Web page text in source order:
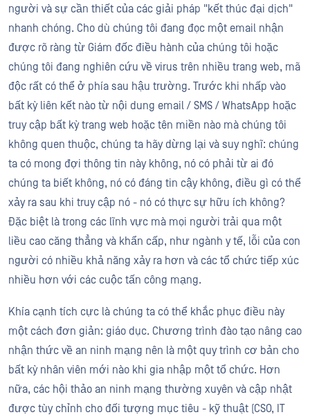
người và sự cần thiết của các giải pháp "kết thúc đại dịch"
nhanh chóng. Cho dù chúng tôi đang đọc một email nhận
được rõ ràng từ Giám đốc điều hành của chúng tôi hoặc
chúng tôi đang nghiên cứu về virus trên nhiều trang web, mã
độc rất có thể ở phía sau hậu trường. Trước khi nhấp vào
bất kỳ liên kết nào từ nội dung email / SMS / WhatsApp hoặc
truy cập bất kỳ trang web hoặc tên miền nào mà chúng tôi
không quen thuộc, chúng ta hãy dừng lại và suy nghĩ: chúng
ta có mong đợi thông tin này không, nó có phải từ ai đó
chúng ta biết không, nó có đáng tin cậy không, điều gì có thể
xảy ra sau khi truy cập nó - nó có thực sự hữu ích không?
Đặc biệt là trong các lĩnh vực mà mọi người trải qua một
liều cao căng thẳng và khẩn cấp, như ngành y tế, lỗi của con
người có nhiều khả năng xảy ra hơn và các tổ chức tiếp xúc
nhiều hơn với các cuộc tấn công mạng.
Khía cạnh tích cực là chúng ta có thể khắc phục điều này
một cách đơn giản: giáo dục. Chương trình đào tạo nâng cao
nhận thức về an ninh mạng nên là một quy trình cơ bản cho
bất kỳ nhân viên mới nào khi gia nhập một tổ chức. Hơn
nữa, các hội thảo an ninh mạng thường xuyên và cập nhật
được tùy chỉnh cho đối tượng mục tiêu - kỹ thuật (CSO, IT